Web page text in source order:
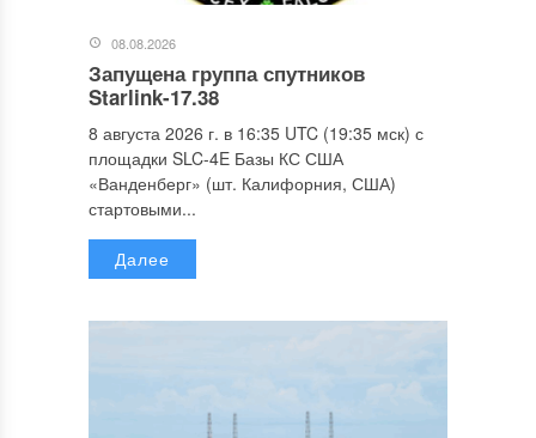
08.08.2026
Запущена группа спутников
Starlink-17.38
8 августа 2026 г. в 16:35 UTC (19:35 мск) с
площадки SLC-4E Базы КС США
«Ванденберг» (шт. Калифорния, США)
стартовыми...
Далее